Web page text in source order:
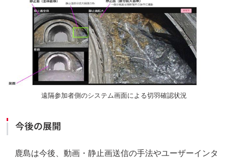
遠隔参加者側のシステム画面による切羽確認状況
今後の展開
鹿島は今後、動画・静止画送信の手法やユーザーインタ